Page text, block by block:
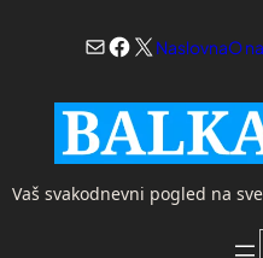
Mail
Facebook
X NaslovnaO
Vaš svakodnevni pogled na